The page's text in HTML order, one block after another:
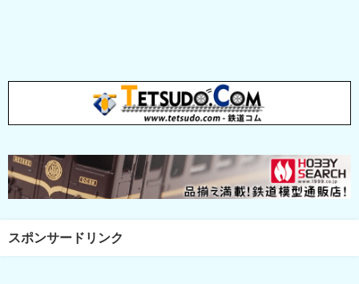
スポンサードリンク